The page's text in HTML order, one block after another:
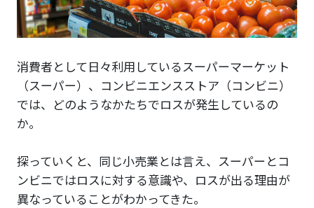
消費者として日々利用しているスーパーマーケット
（スーパー）、コンビニエンスストア（コンビニ）
では、どのようなかたちでロスが発生しているの
か。
探っていくと、同じ小売業とは言え、スーパーとコ
ンビニではロスに対する意識や、ロスが出る理由が
異なっていることがわかってきた。